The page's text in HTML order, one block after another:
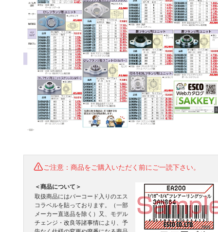
ご注意：商品をご購入いただく前にご一読下さい。
＜商品について＞
取扱商品にはバーコード入りのエス
コラベルを貼っております。（一部
メーカー直送品を除く）又、モデル
チェンジ・改良等諸事情により、予